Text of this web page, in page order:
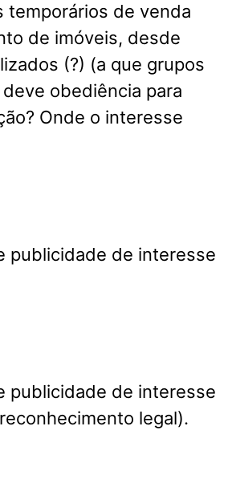
temporários de venda
de imóveis, desde
(?) (a que grupos
obediência para
Onde o interesse
publicidade de interesse
publicidade de interesse
legal).